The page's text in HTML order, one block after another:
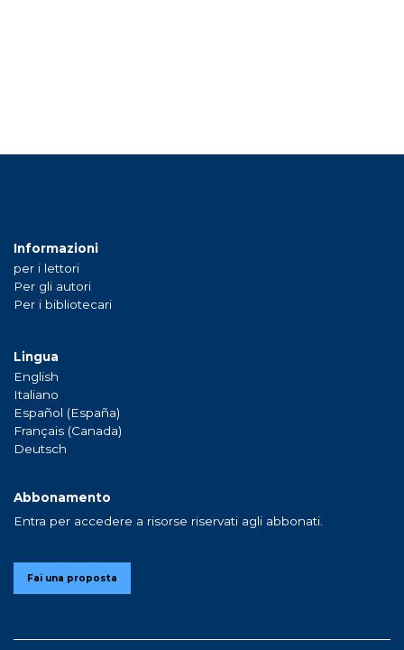
Informazioni
per i lettori
Per gli autori
Per i bibliotecari
Lingua
English
Italiano
Español (España)
Français (Canada)
Deutsch
Abbonamento
Entra per accedere a risorse riservati agli abbonati.
Fai una proposta